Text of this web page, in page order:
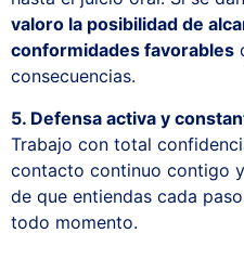
valoro la posibilidad de
conformidades favorables
consecuencias.
5. Defensa activa y
Trabajo con total
contacto continuo contigo
de que entiendas cada
todo momento.